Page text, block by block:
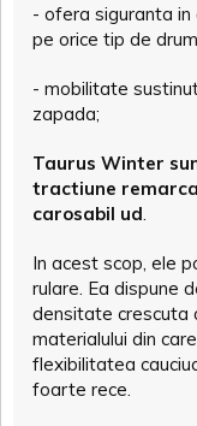
- ofera siguranta
pe orice tip de
- mobilitate
zapada;
Taurus Winter
tractiune
carosabil ud.
In acest scop, ele
rulare. Ea dispune
densitate crescuta
materialului din
flexibilitatea
foarte rece.